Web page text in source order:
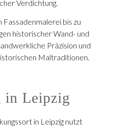
Verdichtung.
bis zu
historischer Wand- und
Präzision und
Maltraditionen.
in Leipzig
in Leipzig nutzt